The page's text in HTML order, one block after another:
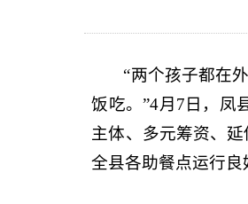
“两个孩子都在
饭吃。”4月7日，凤
主体、多元筹资、
全县各助餐点运行良